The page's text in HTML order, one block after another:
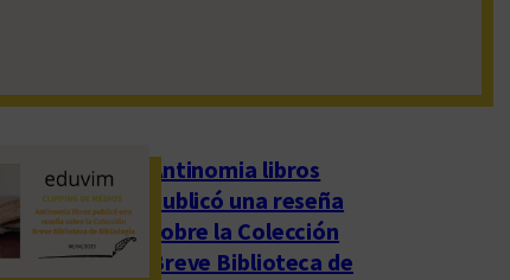
1 de abril de 2023
Antinomia libros
publicó una reseña
sobre la Colección
Breve Biblioteca de